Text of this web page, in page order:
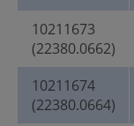
10211673
(22380.0662)
10211674
(22380.0664)